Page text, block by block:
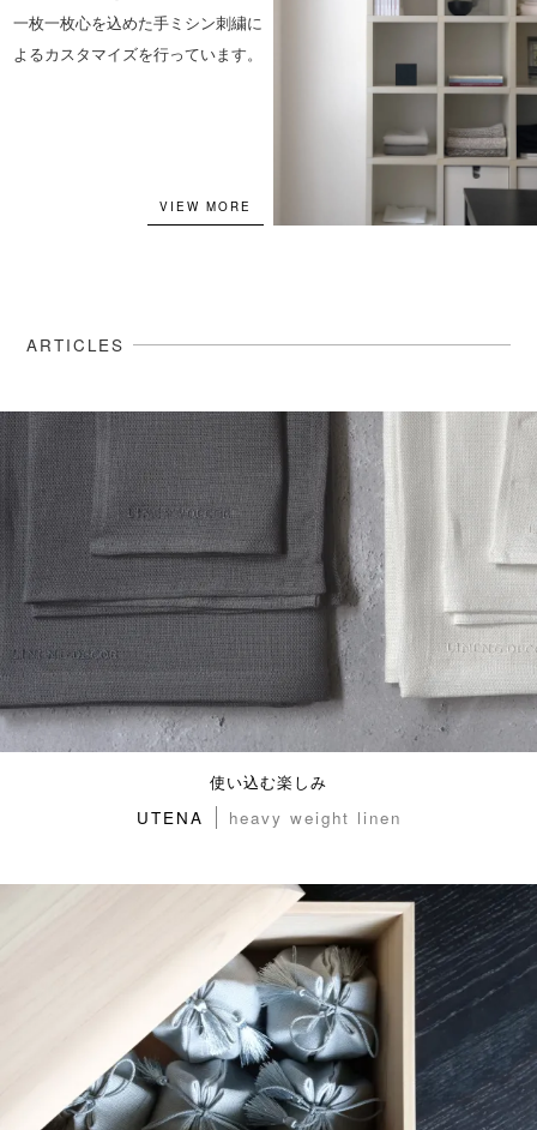
一枚一枚心を込めた手ミシン刺繍に
よるカスタマイズを行っています。
VIEW MORE
ARTICLES
使い込む楽しみ
UTENA
heavy weight linen